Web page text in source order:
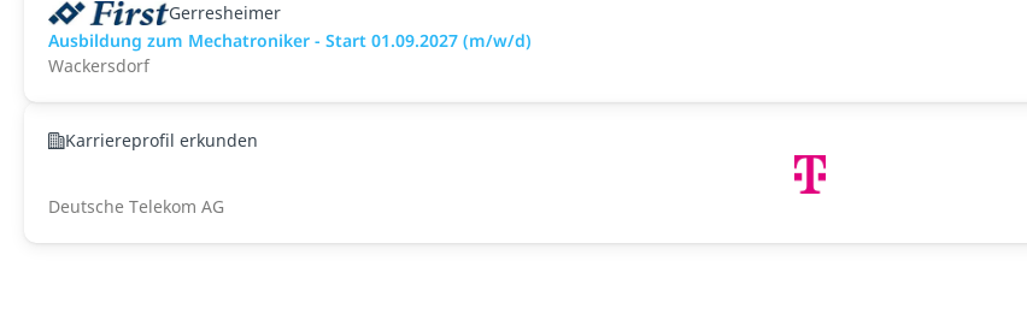
Gerresheimer
Ausbildung zum Mechatroniker - Start 01.09.2027 (m/w/d)
Wackersdorf
Karriereprofil erkunden
Deutsche Telekom AG